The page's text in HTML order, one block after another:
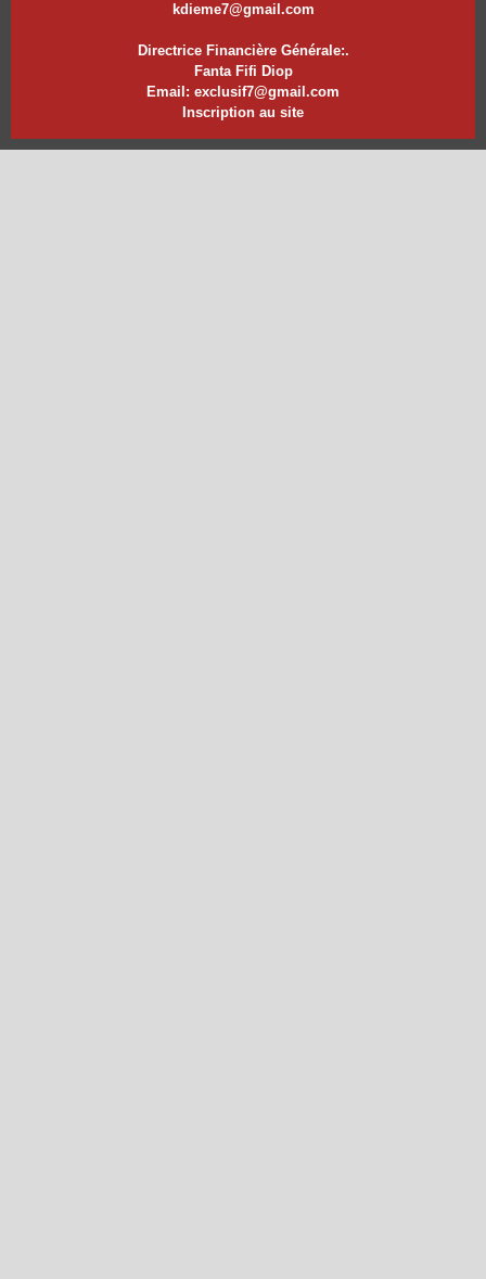
kdieme7@gmail.com
Directrice Financière Générale:.
Fanta Fifi Diop
Email: exclusif7@gmail.com
Inscription au site